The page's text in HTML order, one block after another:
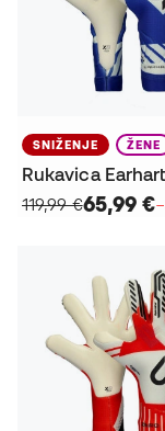
SNIŽENJE ŽENE
Rukavica
119,99 €65,99 €